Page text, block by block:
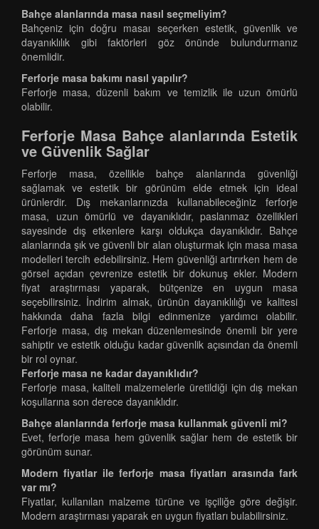
Bahçe alanlarında masa nasıl seçmeliyim?
Bahçeniz için doğru masaı seçerken estetik, güvenlik ve
dayanıklılık gibi faktörleri göz önünde bulundurmanız
önemlidir.
Ferforje masa bakımı nasıl yapılır?
Ferforje masa, düzenli bakım ve temizlik ile uzun ömürlü
olabilir.
Ferforje Masa Bahçe alanlarında Estetik
ve Güvenlik Sağlar
Ferforje masa, özellikle bahçe alanlarında güvenliği
sağlamak ve estetik bir görünüm elde etmek için ideal
ürünlerdir. Dış mekanlarınızda kullanabileceğiniz ferforje
masa, uzun ömürlü ve dayanıklıdır, paslanmaz özellikleri
sayesinde dış etkenlere karşı oldukça dayanıklıdır. Bahçe
alanlarında şık ve güvenli bir alan oluşturmak için masa masa
modelleri tercih edebilirsiniz. Hem güvenliği artırırken hem de
görsel açıdan çevrenize estetik bir dokunuş ekler. Modern
fiyat araştırması yaparak, bütçenize en uygun masa
seçebilirsiniz. İndirim almak, ürünün dayanıklılığı ve kalitesi
hakkında daha fazla bilgi edinmenize yardımcı olabilir.
Ferforje masa, dış mekan düzenlemesinde önemli bir yere
sahiptir ve estetik olduğu kadar güvenlik açısından da önemli
bir rol oynar.
Ferforje masa ne kadar dayanıklıdır?
Ferforje masa, kaliteli malzemelerle üretildiği için dış mekan
koşullarına son derece dayanıklıdır.
Bahçe alanlarında ferforje masa kullanmak güvenli mi?
Evet, ferforje masa hem güvenlik sağlar hem de estetik bir
görünüm sunar.
Modern fiyatlar ile ferforje masa fiyatları arasında fark
var mı?
Fiyatlar, kullanılan malzeme türüne ve işçiliğe göre değişir.
Modern araştırması yaparak en uygun fiyatları bulabilirsiniz.